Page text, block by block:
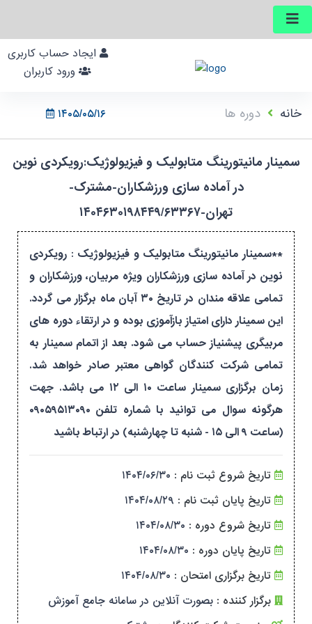
۱۴۰۵/۰۵/۱۶ خانه دوره ها
سمینار مانیتورینگ متابولیک و فیزیولوژیک:رویکردی نوین
در آماده سازی ورزشکاران-مشترک-
تهران-۱۴۰۴۶۳۰۱۹۸۴۴۹/۶۳۳۶۷
**سمینار مانیتورینگ متابولیک و فیزیولوژیک : رویکردی
نوین در آماده سازی ورزشکاران ویژه مربیان، ورزشکاران و
تمامی علاقه مندان در تاریخ ۳۰ آبان ماه برگزار می گردد.
این سمینار دارای امتیاز بازآموزی بوده و در ارتقاء دوره های
مربیگری پیشنیاز حساب می شود. بعد از اتمام سمینار به
تمامی شرکت کنندگان گواهی معتبر صادر خواهد شد.
زمان برگزاری سمینار ساعت ۱۰ الی ۱۲ می باشد. جهت
هرگونه سوال می توانید با شماره تلفن ۰۹۰۵۹۵۱۳۰۹۰
(ساعت ۹ الی ۱۵ - شنبه تا چهارشنبه) در ارتباط باشید
تاریخ شروع ثبت نام : ۱۴۰۴/۰۶/۳۰
تاریخ پایان ثبت نام : ۱۴۰۴/۰۸/۲۹
تاریخ شروع دوره : ۱۴۰۴/۰۸/۳۰
تاریخ پایان دوره : ۱۴۰۴/۰۸/۳۰
تاریخ برگزاری امتحان : ۱۴۰۴/۰۸/۳۰
برگزار کننده : بصورت آنلاین در سامانه جامع آموزش